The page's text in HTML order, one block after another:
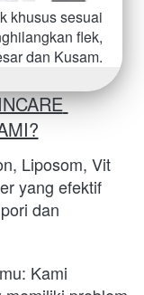
khusus sesuai
flek,
dan Kusam.
Liposom, Vit
yang efektif
dan
Kami